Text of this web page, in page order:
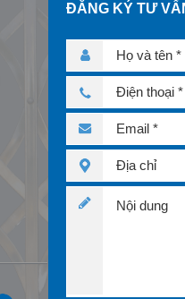
ĐĂNG KÝ TƯ